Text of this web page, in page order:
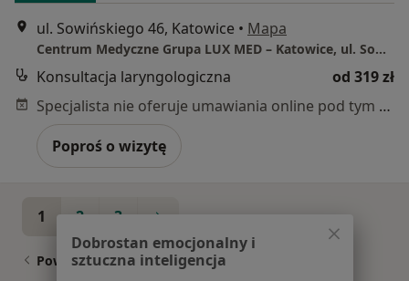
ul. Sowińskiego 46, Katowice • Mapa
Centrum Medyczne Grupa LUX MED – Katowice, ul. Sowińskiego 46
Konsultacja laryngologiczna
od 319 zł
Specjalista nie oferuje umawiania online pod tym adresem.
Poproś o wizytę
1 2 3
Powiązane wyszukiwania
Dobrostan emocjonalny i
sztuczna inteligencja